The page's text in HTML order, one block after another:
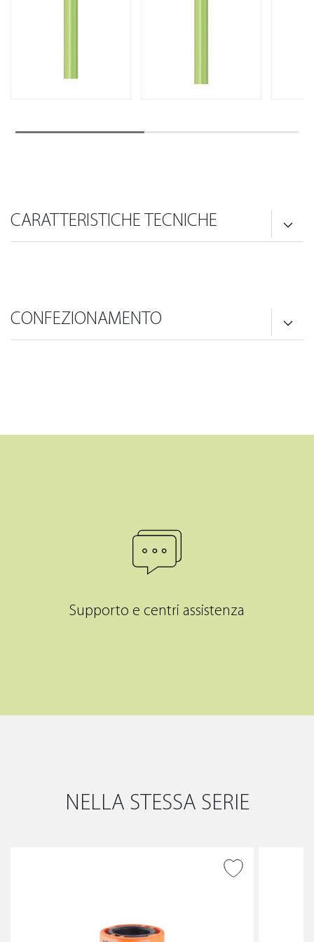
CARATTERISTICHE TECNICHE
CONFEZIONAMENTO
Supporto e centri assistenza
NELLA STESSA SERIE